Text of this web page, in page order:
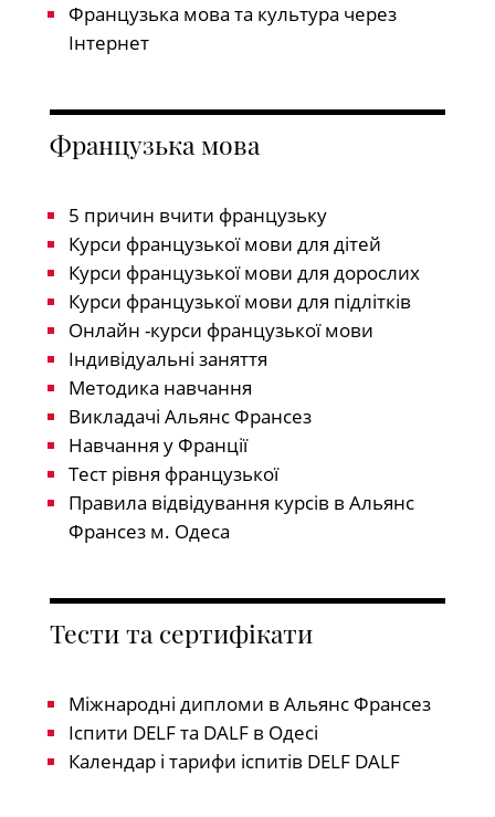
Французька мова та культура через
Інтернет
Французька мова
5 причин вчити французьку
Курси французької мови для дітей
Курси французької мови для дорослих
Курси французької мови для підлітків
Онлайн -курси французької мови
Індивідуальні заняття
Методика навчання
Викладачі Альянс Франсез
Навчання у Франції
Тест рівня французької
Правила відвідування курсів в Альянс
Франсез м. Одеса
Тести та сертифікати
Міжнародні дипломи в Альянс Франсез
Іспити DELF та DALF в Одесі
Календар і тарифи іспитів DELF DALF